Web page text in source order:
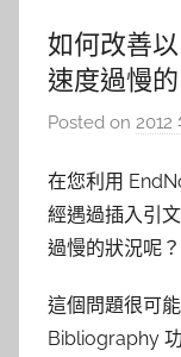
學
圖
館
參
考
如何改善
速度過慢
Posted on 2012
在您利用
經遇過插入引
過慢的狀況呢？
這個問題很可
Bibliography